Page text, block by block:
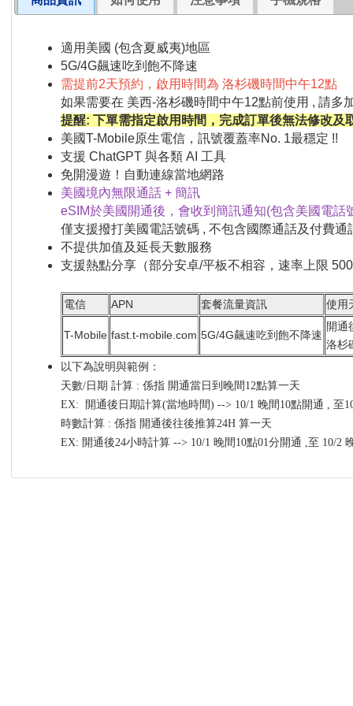
適用美國 (包含夏威夷)地區
5G/4G飆速吃到飽不降速
需提前2天預約，啟用時間為 洛杉磯時間中午12點
如果需要在 美西-洛杉磯時間中午12點前使用 , 請多
提醒: 下單需指定啟用時間，完成訂單後無法修改及
美國T-Mobile原生電信，訊號覆蓋率No. 1最穩定 !!
支援 ChatGPT 與各類 AI 工具
免開漫遊！自動連線當地網路
美國境內無限通話 + 簡訊
eSIM於美國開通後，會收到簡訊通知(包含美國電話
僅支援撥打美國電話號碼 , 不包含國際通話及付費通
不提供加值及延長天數服務
支援熱點分享（部分安卓/平板不相容，速率上限
電信 APN 套餐流量資訊 使用
T-Mobile fast.t-mobile.com 5G/4G飆速吃到飽不降速
開通
洛杉
以下為說明與範例：
天數/日期 計算 : 係指 開通當日到晚間12點算一天
EX: 開通後日期計算(當地時間) --> 10/1 晚間10點開通 , 至
時數計算 : 係指 開通後往後推算24H 算一天
EX: 開通後24小時計算 --> 10/1 晚間10點01分開通 ,至 10/2